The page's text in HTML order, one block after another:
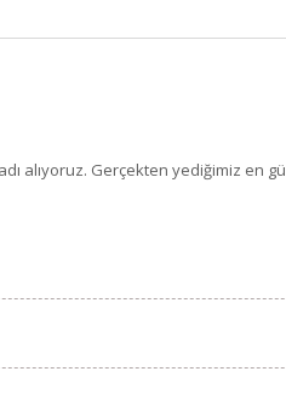
alıyoruz. Gerçekten yediğimiz en